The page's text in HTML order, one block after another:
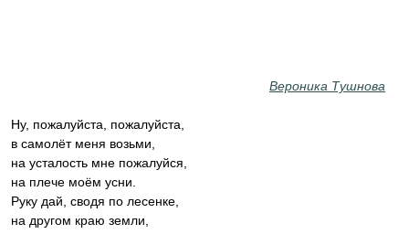
Вероника Тушнова
Ну, пожалуйста, пожалуйста,
в самолёт меня возьми,
на усталость мне пожалуйся,
на плече моём усни.
Руку дай, сводя по лесенке,
на другом краю земли,